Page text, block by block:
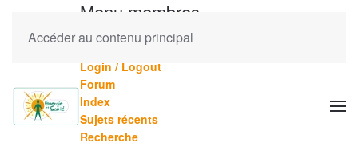
Accéder au contenu principal
Menu membres
Mes formations (veuillez vous connecter)
Login / Logout
Forum
Index
Sujets récents
Recherche